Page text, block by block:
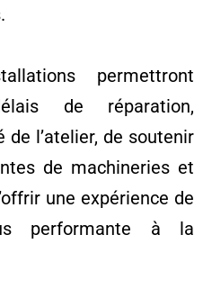
permettront
de réparation,
de l’atelier, de soutenir
de machineries et
une expérience de
performante à la